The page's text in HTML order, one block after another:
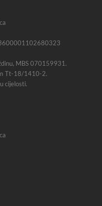
MBS 070159931.
Tt-18/1410-2.
cijelosti.